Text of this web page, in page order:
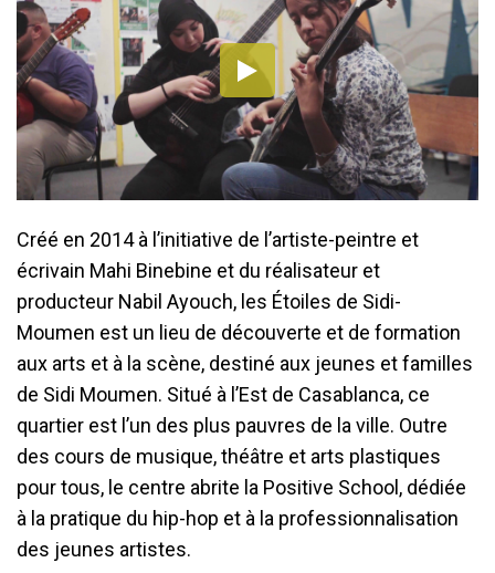
Créé en 2014 à l’initiative de l’artiste-peintre et
écrivain Mahi Binebine et du réalisateur et
producteur Nabil Ayouch, les Étoiles de Sidi-
Moumen est un lieu de découverte et de formation
aux arts et à la scène, destiné aux jeunes et familles
de Sidi Moumen. Situé à l’Est de Casablanca, ce
quartier est l’un des plus pauvres de la ville. Outre
des cours de musique, théâtre et arts plastiques
pour tous, le centre abrite la Positive School, dédiée
à la pratique du hip-hop et à la professionnalisation
des jeunes artistes.